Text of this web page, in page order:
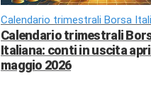
Calendario trimestrali Borsa
Calendario trimestrali
Italiana: conti in uscita
maggio 2026